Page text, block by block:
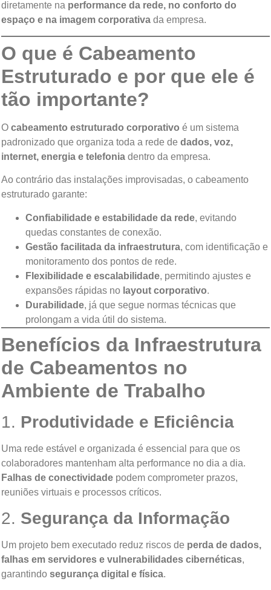
diretamente na performance da rede, no conforto do
espaço e na imagem corporativa da empresa.
O que é Cabeamento
Estruturado e por que ele é
tão importante?
O cabeamento estruturado corporativo é um sistema
padronizado que organiza toda a rede de dados, voz,
internet, energia e telefonia dentro da empresa.
Ao contrário das instalações improvisadas, o cabeamento
estruturado garante:
Confiabilidade e estabilidade da rede, evitando
quedas constantes de conexão.
Gestão facilitada da infraestrutura, com identificação e
monitoramento dos pontos de rede.
Flexibilidade e escalabilidade, permitindo ajustes e
expansões rápidas no layout corporativo.
Durabilidade, já que segue normas técnicas que
prolongam a vida útil do sistema.
Benefícios da Infraestrutura
de Cabeamentos no
Ambiente de Trabalho
1. Produtividade e Eficiência
Uma rede estável e organizada é essencial para que os
colaboradores mantenham alta performance no dia a dia.
Falhas de conectividade podem comprometer prazos,
reuniões virtuais e processos críticos.
2. Segurança da Informação
Um projeto bem executado reduz riscos de perda de dados,
falhas em servidores e vulnerabilidades cibernéticas,
garantindo segurança digital e física.